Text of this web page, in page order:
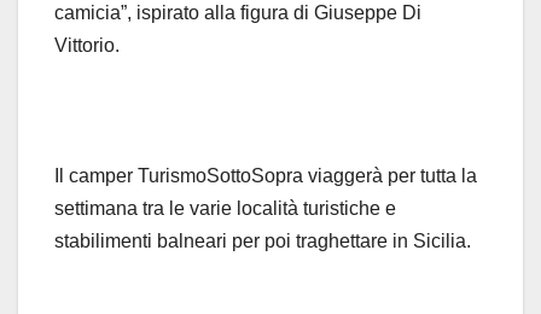
camicia”, ispirato alla figura di Giuseppe Di
Vittorio.
Il camper TurismoSottoSopra viaggerà per tutta la
settimana tra le varie località turistiche e
stabilimenti balneari per poi traghettare in Sicilia.